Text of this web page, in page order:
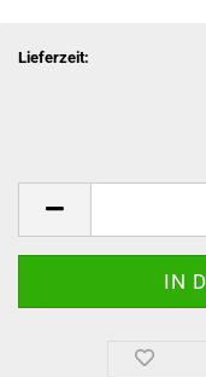
Lieferzeit: